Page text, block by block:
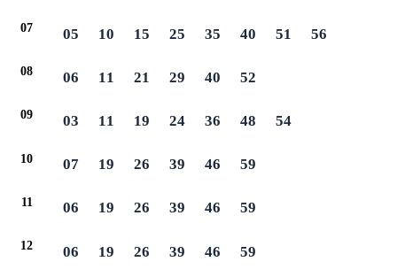
07 05 10 15 25 35 40 51 56
08 06 11 21 29 40 52
09 03 11 19 24 36 48 54
10 07 19 26 39 46 59
11 06 19 26 39 46 59
12 06 19 26 39 46 59